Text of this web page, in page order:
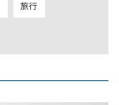
旅行